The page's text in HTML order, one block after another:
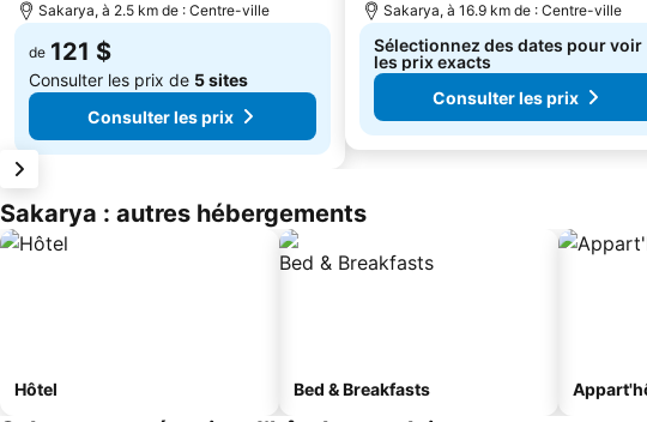
Sakarya, à 2.5 km de : Centre-ville
de 121 $
Consulter les prix de 5 sites
Consulter les prix
Sakarya, à 16.9 km de : Centre-ville
Sélectionnez des dates pour voir
les prix exacts
Consulter les prix
Sakarya : autres hébergements
Hôtel Bed & Breakfasts